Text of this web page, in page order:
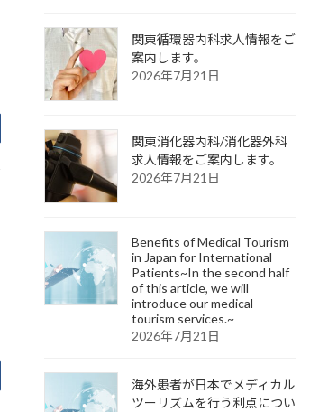
関東循環器内科求人情報をご
案内します。
2026年7月21日
関東消化器内科/消化器外科
求人情報をご案内します。
2026年7月21日
Benefits of Medical Tourism
in Japan for International
Patients~In the second half
of this article, we will
introduce our medical
tourism services.~
2026年7月21日
海外患者が日本でメディカル
ツーリズムを行う利点につい